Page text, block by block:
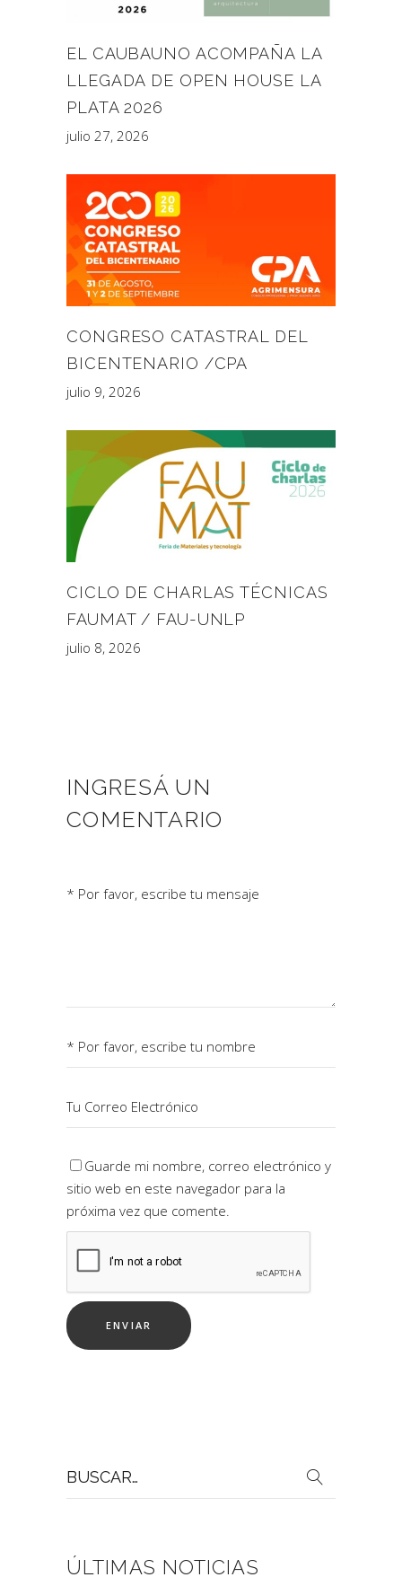
EL CAUBAUNO ACOMPAÑA LA
LLEGADA DE OPEN HOUSE LA
PLATA 2026
julio 27, 2026
CONGRESO CATASTRAL DEL
BICENTENARIO /CPA
julio 9, 2026
CICLO DE CHARLAS TÉCNICAS
FAUMAT / FAU-UNLP
julio 8, 2026
INGRESÁ UN
COMENTARIO
Guarde mi nombre, correo electrónico y
sitio web en este navegador para la
próxima vez que comente.
por:
ÚLTIMAS NOTICIAS